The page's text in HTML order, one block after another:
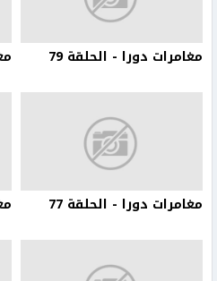
مغامرات دورا - الحلقة 79
مغامرات دورا - الحلقة 77